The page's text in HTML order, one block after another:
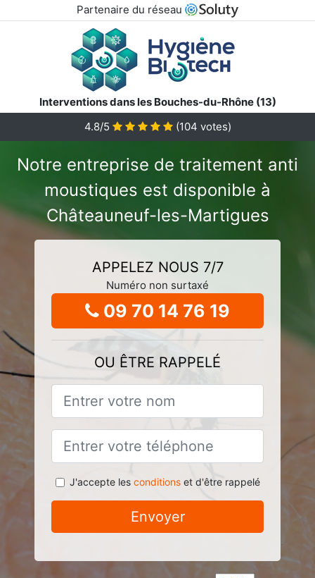
Partenaire du réseau
Interventions dans les Bouches-du-Rhône (13)
4.8/5
(104 votes)
Notre entreprise de traitement anti
moustiques est disponible à
Châteauneuf-les-Martigues
APPELEZ NOUS 7/7
Numéro non surtaxé
09 70 14 76 19
OU ÊTRE RAPPELÉ
J'accepte les conditionset d'être rappelé
Envoyer